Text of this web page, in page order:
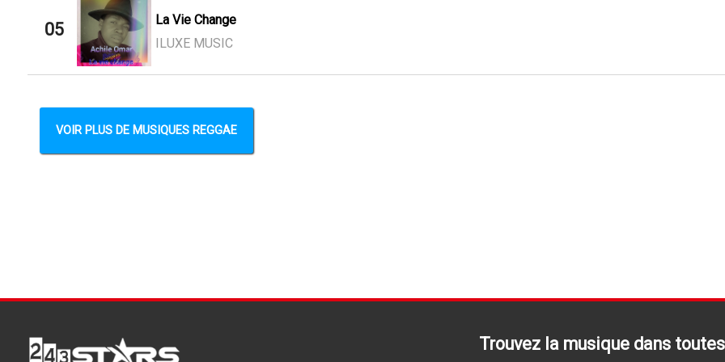
05
La Vie Change
ILUXE MUSIC
VOIR PLUS DE MUSIQUES REGGAE
Trouvez la musique dans